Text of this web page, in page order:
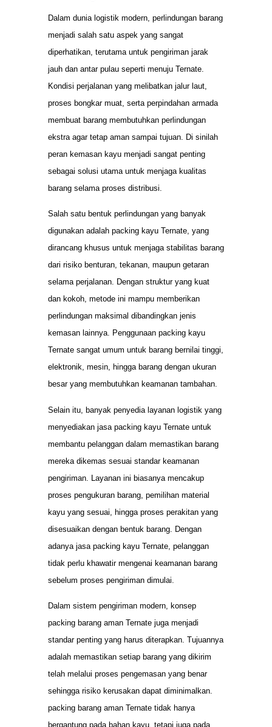
Dalam dunia logistik modern, perlindungan barang
menjadi salah satu aspek yang sangat
diperhatikan, terutama untuk pengiriman jarak
jauh dan antar pulau seperti menuju Ternate.
Kondisi perjalanan yang melibatkan jalur laut,
proses bongkar muat, serta perpindahan armada
membuat barang membutuhkan perlindungan
ekstra agar tetap aman sampai tujuan. Di sinilah
peran kemasan kayu menjadi sangat penting
sebagai solusi utama untuk menjaga kualitas
barang selama proses distribusi.
Salah satu bentuk perlindungan yang banyak
digunakan adalah packing kayu Ternate, yang
dirancang khusus untuk menjaga stabilitas barang
dari risiko benturan, tekanan, maupun getaran
selama perjalanan. Dengan struktur yang kuat
dan kokoh, metode ini mampu memberikan
perlindungan maksimal dibandingkan jenis
kemasan lainnya. Penggunaan packing kayu
Ternate sangat umum untuk barang bernilai tinggi,
elektronik, mesin, hingga barang dengan ukuran
besar yang membutuhkan keamanan tambahan.
Selain itu, banyak penyedia layanan logistik yang
menyediakan jasa packing kayu Ternate untuk
membantu pelanggan dalam memastikan barang
mereka dikemas sesuai standar keamanan
pengiriman. Layanan ini biasanya mencakup
proses pengukuran barang, pemilihan material
kayu yang sesuai, hingga proses perakitan yang
disesuaikan dengan bentuk barang. Dengan
adanya jasa packing kayu Ternate, pelanggan
tidak perlu khawatir mengenai keamanan barang
sebelum proses pengiriman dimulai.
Dalam sistem pengiriman modern, konsep
packing barang aman Ternate juga menjadi
standar penting yang harus diterapkan. Tujuannya
adalah memastikan setiap barang yang dikirim
telah melalui proses pengemasan yang benar
sehingga risiko kerusakan dapat diminimalkan.
packing barang aman Ternate tidak hanya
bergantung pada bahan kayu, tetapi juga pada